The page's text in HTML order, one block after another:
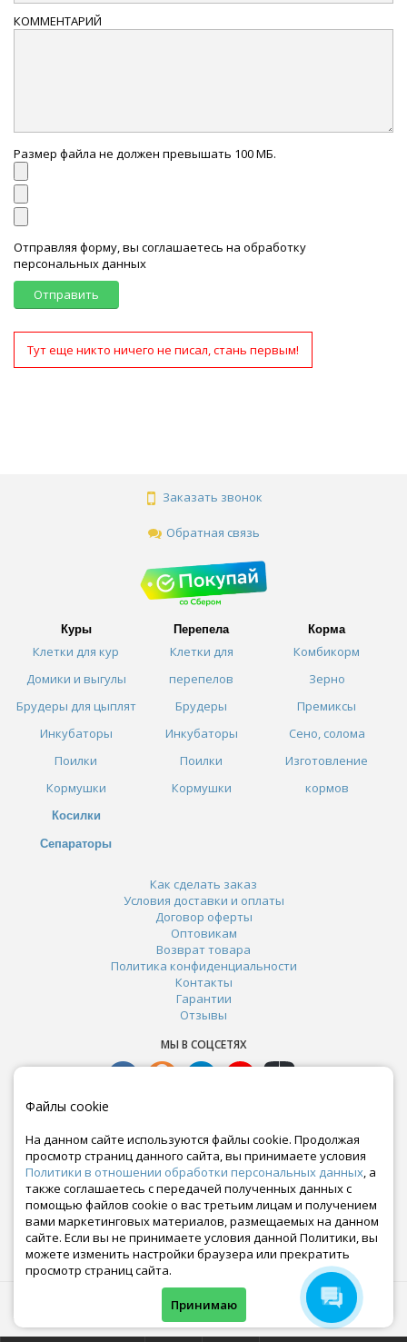
КОММЕНТАРИЙ
Размер файла не должен превышать 100 МБ.
Отправляя форму, вы соглашаетесь на обработку
персональных данных
Отправить
Тут еще никто ничего не писал, стань первым!
Заказать звонок
Обратная связь
Куры
Клетки для кур
Домики и выгулы
Брудеры для цыплят
Инкубаторы
Поилки
Кормушки
Косилки
Сепараторы
Перепела
Клетки для
перепелов
Брудеры
Инкубаторы
Поилки
Кормушки
Корма
Комбикорм
Зерно
Премиксы
Сено, солома
Изготовление
кормов
Как сделать заказ
Условия доставки и оплаты
Договор оферты
Оптовикам
Возврат товара
Политика конфиденциальности
Контакты
Гарантии
Отзывы
МЫ В СОЦСЕТЯХ
Почта:
crazy-ferma@yandex.ru
© Все права защищены. Информация сайта защищена законом об авторских правах.
Файлы cookie
На данном сайте используются файлы cookie. Продолжая
просмотр страниц данного сайта, вы принимаете условия
Политики в отношении обработки персональных данных, а
также соглашаетесь с передачей полученных данных с
помощью файлов cookie о вас третьим лицам и получением
вами маркетинговых материалов, размещаемых на данном
сайте. Если вы не принимаете условия данной Политики, вы
можете изменить настройки браузера или прекратить
просмотр страниц сайта.
Принимаю